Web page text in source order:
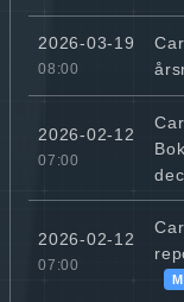
2026-03-19
08:00
2026-02-12
07:00
2026-02-12
07:00